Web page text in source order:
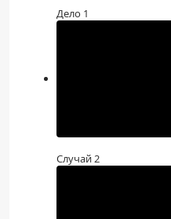
Дело 1
Случай 2